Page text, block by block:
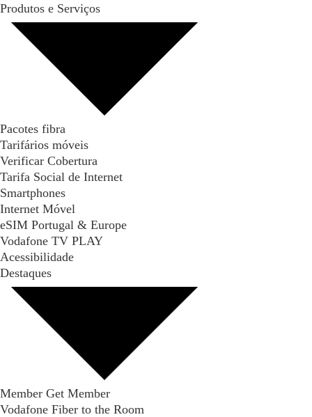
Produtos e Serviços
Pacotes fibra
Tarifários móveis
Verificar Cobertura
Tarifa Social de Internet
Smartphones
Internet Móvel
eSIM Portugal & Europe
Vodafone TV PLAY
Acessibilidade
Destaques
Member Get Member
Vodafone Fiber to the Room